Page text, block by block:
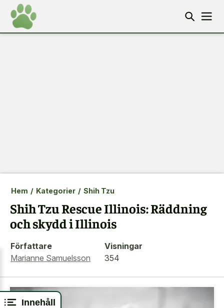
Innehåll
Hem / Kategorier / Shih Tzu
Shih Tzu Rescue Illinois: Räddning
och skydd i Illinois
Författare
Marianne Samuelsson
Visningar
354